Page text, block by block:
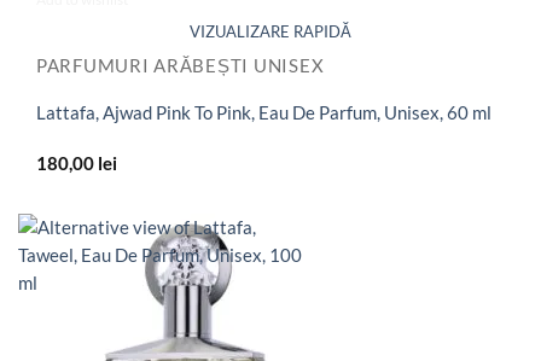
PARFUMURI ARĂBEȘTI UNISEX
Lattafa, Ajwad Pink To Pink, Eau De Parfum, Unisex, 60 ml
180,00 lei